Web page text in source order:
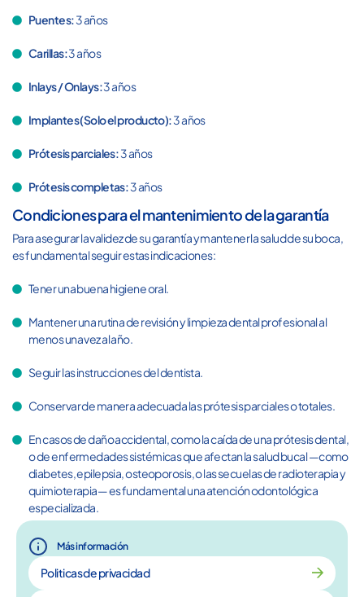
Puentes:3 años
Carillas:3 años
Inlays / Onlays:3 años
Implantes (Solo el producto):3 años
Prótesis parciales:3 años
Prótesis completas:3 años
Condiciones para el mantenimiento de la garantía
Para asegurar la validez de su garantía y mantener la salud de su boca,
es fundamental seguir estas indicaciones:
Tener una buena higiene oral.
Mantener una rutina de revisión y limpieza dental profesional al
menos una vez al año.
Seguir las instrucciones del dentista.
Conservar de manera adecuada las prótesis parciales o totales.
En casos de daño accidental, como la caída de una prótesis dental,
o de enfermedades sistémicas que afectan la salud bucal —como
diabetes, epilepsia, osteoporosis, o las secuelas de radioterapia y
quimioterapia— es fundamental una atención odontológica
especializada.
Más información
Politicas de privacidad